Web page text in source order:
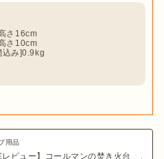
さ16cm
さ10cm
込み]0.9kg
用品
レビュー】コールマンの焚き火台